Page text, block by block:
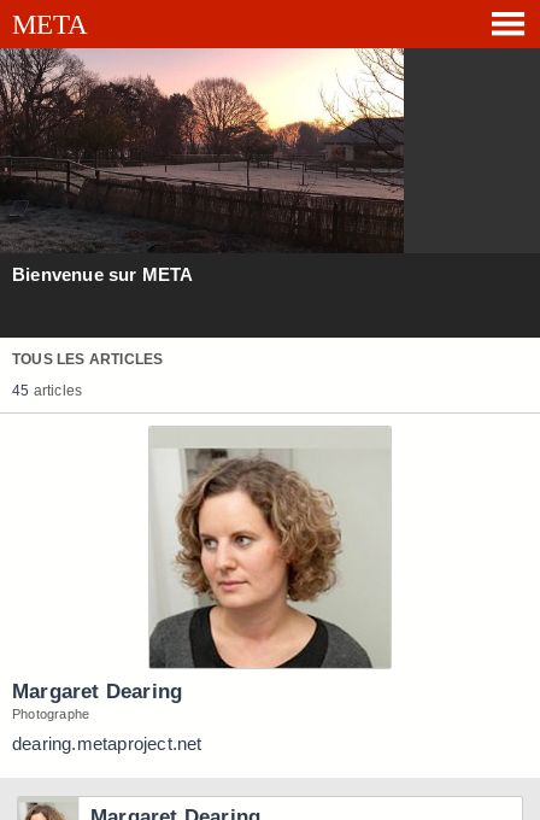
Bienvenue sur META
TOUS LES ARTICLES
45 articles
Margaret Dearing
Photographe
dearing.metaproject.net